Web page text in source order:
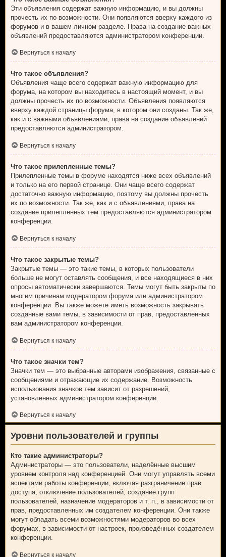
Эти объявления содержат важную информацию, и вы должны
прочесть их по возможности. Они появляются вверху каждого из
форумов и в вашем личном разделе. Права на создание важных
объявлений предоставляются администратором конференции.
Вернуться к началу
Что такое объявления?
Объявления чаще всего содержат важную информацию для
форума, на котором вы находитесь в настоящий момент, и вы
должны прочесть их по возможности. Объявления появляются
вверху каждой страницы форума, в котором они созданы. Так же,
как и с важными объявлениями, права на создание объявлений
предоставляются администратором.
Вернуться к началу
Что такое прилепленные темы?
Прилепленные темы в форуме находятся ниже всех объявлений
и только на его первой странице. Они чаще всего содержат
достаточно важную информацию, поэтому вы должны прочесть
их по возможности. Так же, как и с объявлениями, права на
создание прилепленных тем предоставляются администратором
конференции.
Вернуться к началу
Что такое закрытые темы?
Закрытые темы — это такие темы, в которых пользователи
больше не могут оставлять сообщения, и все находящиеся в них
опросы автоматически завершаются. Темы могут быть закрыты по
многим причинам модератором форума или администратором
конференции. Вы также можете иметь возможность закрывать
созданные вами темы, в зависимости от прав, предоставленных
вам администратором конференции.
Вернуться к началу
Что такое значки тем?
Значки тем — это выбранные авторами изображения, связанные с
сообщениями и отражающие их содержание. Возможность
использования значков тем зависит от разрешений,
установленных администратором конференции.
Вернуться к началу
Уровни пользователей и группы
Кто такие администраторы?
Администраторы — это пользователи, наделённые высшим
уровнем контроля над конференцией. Они могут управлять всеми
аспектами работы конференции, включая разграничение прав
доступа, отключение пользователей, создание групп
пользователей, назначение модераторов и т. п., в зависимости от
прав, предоставленных им создателем конференции. Они также
могут обладать всеми возможностями модераторов во всех
форумах, в зависимости от настроек, произведённых создателем
конференции.
Вернуться к началу